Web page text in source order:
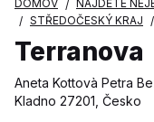
DOMOV NAJDĚTE
STŘEDOČESKÝ KRAJ
Terranova
Aneta Kottovà Petra
Kladno 27201, Česko